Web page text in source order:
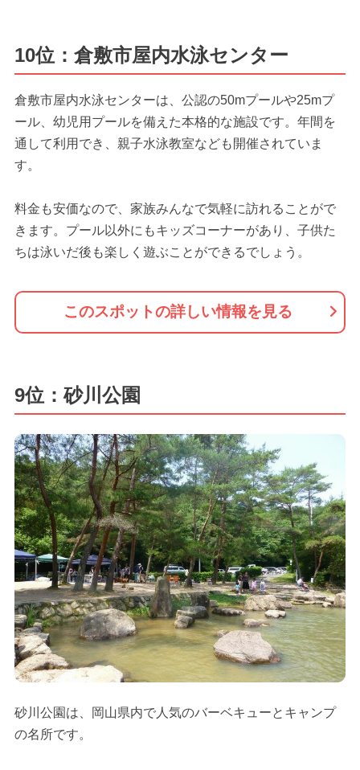
10位：倉敷市屋内水泳センター
倉敷市屋内水泳センターは、公認の50mプールや25mプ
ール、幼児用プールを備えた本格的な施設です。年間を
通して利用でき、親子水泳教室なども開催されていま
す。
料金も安価なので、家族みんなで気軽に訪れることがで
きます。プール以外にもキッズコーナーがあり、子供た
ちは泳いだ後も楽しく遊ぶことができるでしょう。
このスポットの詳しい情報を見る
9位：砂川公園
砂川公園は、岡山県内で人気のバーベキューとキャンプ
の名所です。